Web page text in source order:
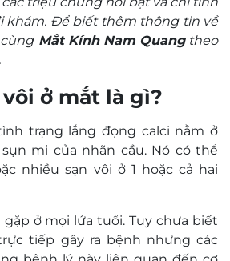
khám. Để biết thêm thông tin về
Mắt Kính Nam Quangtheo
vôi ở mắt là gì?
trạng lắng đọng calci nằm ở
mi của nhãn cầu. Nó có thể
nhiều sạn vôi ở 1 hoặc cả hai
ở mọi lứa tuổi. Tuy chưa biết
tiếp gây ra bệnh nhưng các